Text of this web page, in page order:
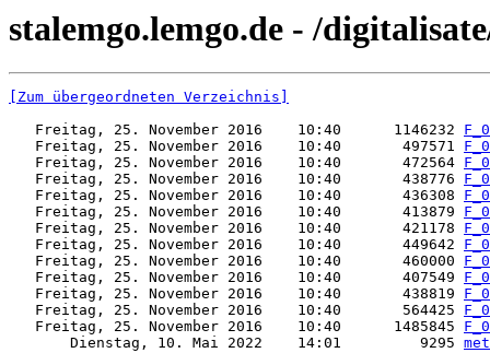
stalemgo.lemgo.de - /
[Zum übergeordneten Verzeichnis]
   Freitag, 25. November 2016    10:40      1146232
   Freitag, 25. November 2016    10:40       497571
   Freitag, 25. November 2016    10:40       472564
   Freitag, 25. November 2016    10:40       438776
   Freitag, 25. November 2016    10:40       436308
   Freitag, 25. November 2016    10:40       413879
   Freitag, 25. November 2016    10:40       421178
   Freitag, 25. November 2016    10:40       449642
   Freitag, 25. November 2016    10:40       460000
   Freitag, 25. November 2016    10:40       407549
   Freitag, 25. November 2016    10:40       438819
   Freitag, 25. November 2016    10:40       564425
   Freitag, 25. November 2016    10:40      1485845
       Dienstag, 10. Mai 2022    14:01         9295